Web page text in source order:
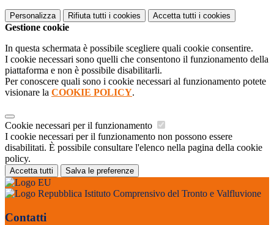
Personalizza Rifiuta tutti i cookies Accetta tutti i cookies
Gestione cookie
In questa schermata è possibile scegliere quali cookie consentire.
I cookie necessari sono quelli che consentono il funzionamento della
piattaforma e non è possibile disabilitarli.
Per conoscere quali sono i cookie necessari al funzionamento potete
visionare la COOKIE POLICY.
Cookie necessari per il funzionamento
I cookie necessari per il funzionamento non possono essere
disabilitati. È possibile consultare l'elenco nella pagina della cookie
policy.
Accetta tutti Salva le preferenze
Istituto Comprensivo del Tronto e Valfluvione
Contatti